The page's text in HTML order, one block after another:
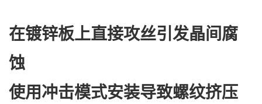
在镀锌板上直接攻丝引发晶间腐
蚀
使用冲击模式安装导致螺纹挤压